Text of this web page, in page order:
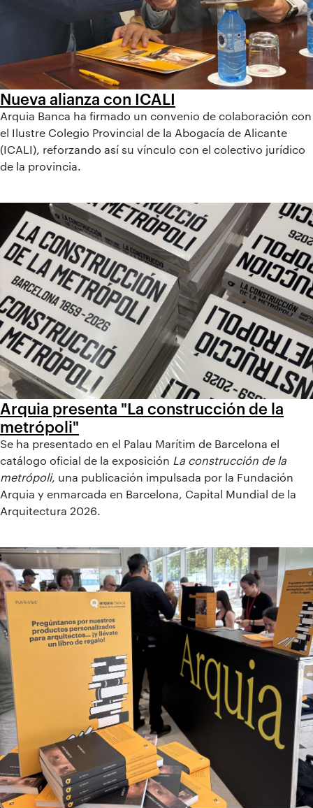
Nueva alianza con ICALI
Arquia Banca ha firmado un convenio de colaboración con
el Ilustre Colegio Provincial de la Abogacía de Alicante
(ICALI), reforzando así su vínculo con el colectivo jurídico
de la provincia.
Arquia presenta "La construcción de la
metrópoli"
Se ha presentado en el Palau Marítim de Barcelona el
catálogo oficial de la exposición La construcción de la
metrópoli, una publicación impulsada por la Fundación
Arquia y enmarcada en Barcelona, Capital Mundial de la
Arquitectura 2026.